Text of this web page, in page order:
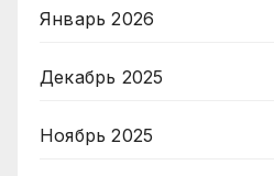
Январь 2026
Декабрь 2025
Ноябрь 2025